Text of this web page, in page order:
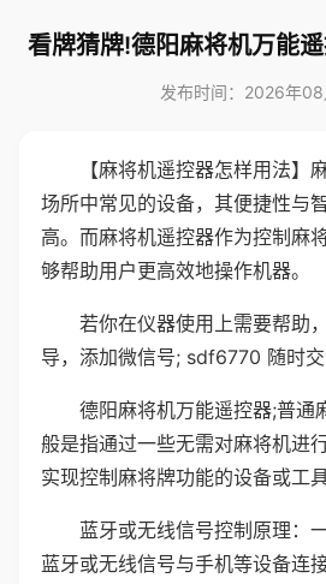
看牌猜牌!德阳麻将机万能
发布时间：2026年
【麻将机遥控器怎样用法】
场所中常见的设备，其便捷性与
高。而麻将机遥控器作为控制麻
够帮助用户更高效地操作机器。
若你在仪器使用上需要帮助
导，添加微信号; sdf6770 随时交
德阳麻将机万能遥控器;普通
般是指通过一些无需对麻将机进
实现控制麻将牌功能的设备或工具
蓝牙或无线信号控制原理：
蓝牙或无线信号与手机等设备连